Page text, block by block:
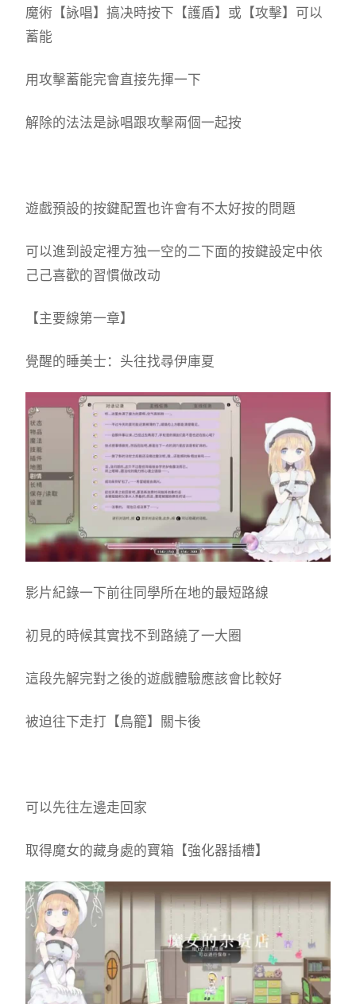
魔術【詠唱】搞决時按下【護盾】或【攻擊】可以
蓄能
用攻擊蓄能完會直接先揮一下
解除的法法是詠唱跟攻擊兩個一起按
遊戲預設的按鍵配置也许會有不太好按的問題
可以進到設定裡方独一空的二下面的按鍵設定中依
己己喜歡的習慣做改动
【主要線第一章】
覺醒的睡美士：头往找尋伊庫夏
影片紀錄一下前往同學所在地的最短路線
初見的時候其實找不到路繞了一大圈
這段先解完對之後的遊戲體驗應該會比較好
被迫往下走打【鳥籠】關卡後
可以先往左邊走回家
取得魔女的藏身處的寶箱【強化器插槽】